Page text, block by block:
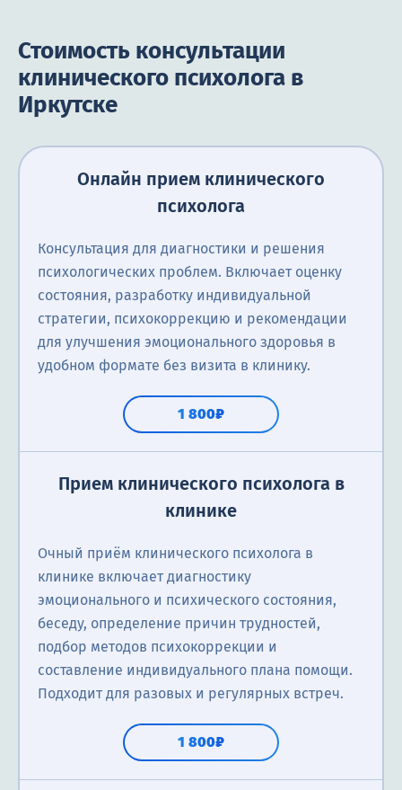
Стоимость консультации
клинического психолога в
Иркутске
Онлайн прием клинического
психолога
Консультация для диагностики и решения
психологических проблем. Включает оценку
состояния, разработку индивидуальной
стратегии, психокоррекцию и рекомендации
для улучшения эмоционального здоровья в
удобном формате без визита в клинику.
1 800₽
Прием клинического психолога в
клинике
Очный приём клинического психолога в
клинике включает диагностику
эмоционального и психического состояния,
беседу, определение причин трудностей,
подбор методов психокоррекции и
составление индивидуального плана помощи.
Подходит для разовых и регулярных встреч.
1 800₽